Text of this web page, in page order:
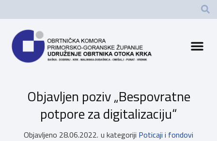
Objavljen poziv „Bespovratne
potpore za digitalizaciju“
Objavljeno 28.06.2022. u kategoriji Poticaji i fondovi